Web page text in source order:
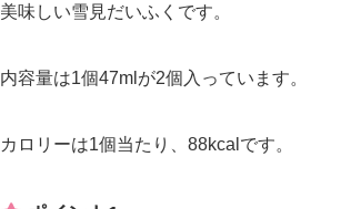
美味しい雪見だいふくです。
内容量は1個47mlが2個入っています。
カロリーは1個当たり、88kcalです。